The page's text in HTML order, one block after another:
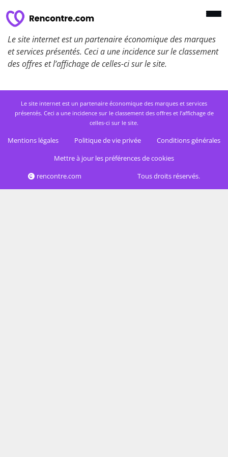
Le site internet est un partenaire économique des marques
et services présentés. Ceci a une incidence sur le classement
des offres et l’affichage de celles-ci sur le site.
Le site internet est un partenaire économique des marques et services
présentés. Ceci a une incidence sur le classement des offres et l’affichage de
celles-ci sur le site.
Mentions légales Politique de vie privée
Conditions générales
Mettre à jour les préférences de cookies
rencontre.com
Tous droits réservés.